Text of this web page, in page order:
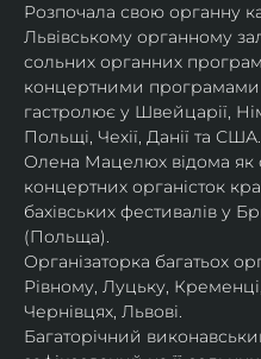
Розпочала свою органну
Львівському органному
сольних органних
концертними програмами
гастролює у Швейцарії,
Польщі, Чехії, Данії та США.
Олена Мацелюх відома як
концертних органісток
бахівських фестивалів у
(Польща).
Організаторка багатьох
Рівному, Луцьку,
Чернівцях, Львові.
Багаторічний